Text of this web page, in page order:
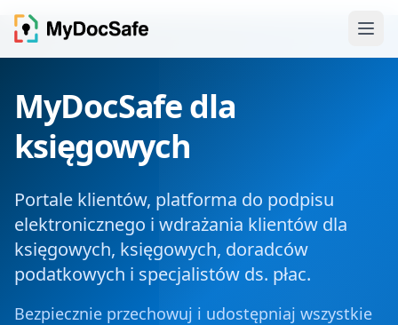
MyDocSafe dla
księgowych
Portale klientów, platforma do podpisu
elektronicznego i wdrażania klientów dla
księgowych, księgowych, doradców
podatkowych i specjalistów ds. płac.
Bezpiecznie przechowuj i udostępniaj wszystkie